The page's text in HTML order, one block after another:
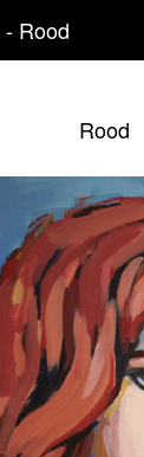
Rood
Rood